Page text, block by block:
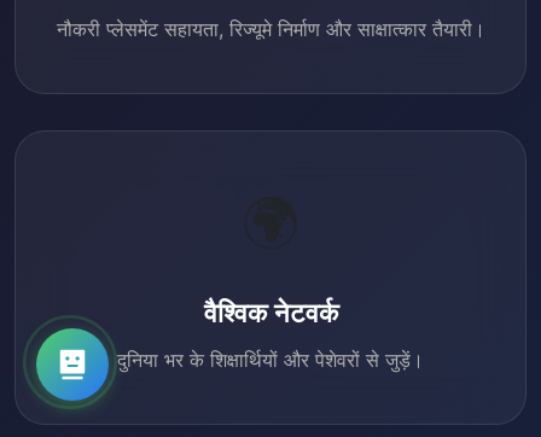
नौकरी प्लेसमेंट सहायता, रिज्यूमे निर्माण और साक्षात्कार तैयारी।
वैश्विक नेटवर्क
दुनिया भर के शिक्षार्थियों और पेशेवरों से जुड़ें।